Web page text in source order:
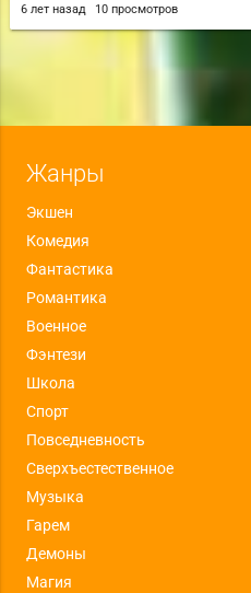
6 лет назад 10 просмотров
Жанры
Экшен
Комедия
Фантастика
Романтика
Военное
Фэнтези
Школа
Спорт
Повседневность
Сверхъестественное
Музыка
Гарем
Демоны
Магия